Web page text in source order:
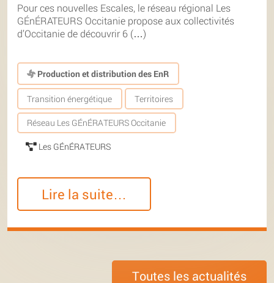
Pour ces nouvelles Escales, le réseau régional Les
GÉnÉRATEURS Occitanie propose aux collectivités
d’Occitanie de découvrir 6 (…)
Production et distribution des EnR
Transition énergétique Territoires
Réseau Les GÉnÉRATEURS Occitanie
Les GÉnÉRATEURS
Lire la suite…
Toutes les actualités